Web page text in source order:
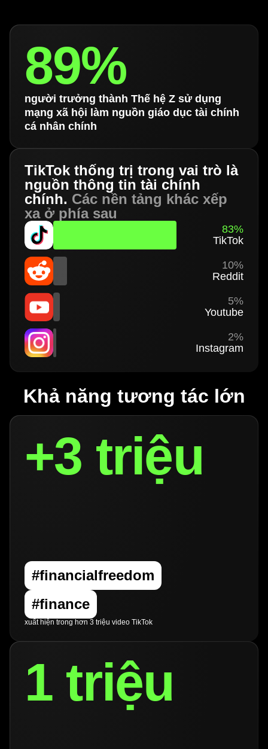
89%
người trưởng thành Thế hệ Z sử dụng
mạng xã hội làm nguồn giáo dục tài chính
cá nhân chính
TikTok thống trị trong vai trò là
nguồn thông tin tài chính
chính. Các nền tảng khác xếp
xa ở phía sau
83%
TikTok
10%
Reddit
5%
Youtube
2%
Instagram
Khả năng tương tác lớn
+3 triệu
#financialfreedom
#finance
xuất hiện trong hơn 3 triệu video TikTok
1 triệu